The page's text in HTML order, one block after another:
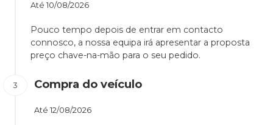
Até 10/08/2026
Pouco tempo depois de entrar em contacto
connosco, a nossa equipa irá apresentar a proposta
preço chave-na-mão para o seu pedido.
Compra do veículo
Até 12/08/2026